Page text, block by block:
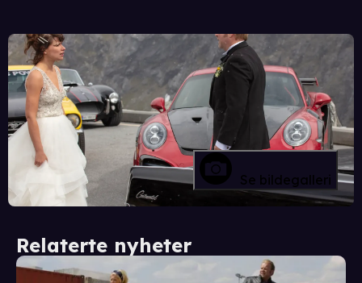
Se bildegalleri
Relaterte nyheter